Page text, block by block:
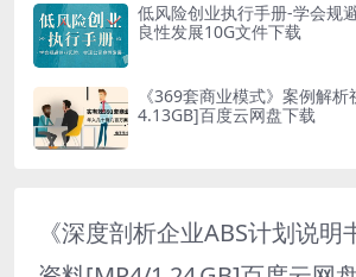
低风险创业执行手册-学会规
良性发展10G文件下载
《369套商业模式》案例解
4.13GB]百度云网盘下载
《深度剖析企业ABS计划说明